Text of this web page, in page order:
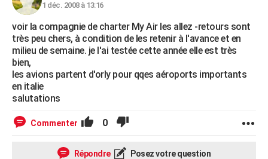
S'inscrire
Se connecter
Lycées
Collèges
Primaires
Universités
Entreprises
Service militaire
Avis de recherche
AVIS DE DÉCÈS
FORUM
Bricolage
Lifestyle
Culture
Sport
Auto
Television
Voyage
Cinema
1 déc. 2008 à 13:16
voir la compagnie de charter My Air les allez -retours sont
très peu chers, à condition de les retenir à l'avance et en
milieu de semaine. je l'ai testée cette année elle est très
bien,
les avions partent d'orly pour qqes aéroports importants
en italie
salutations
Commenter 0
Répondre Posez votre question